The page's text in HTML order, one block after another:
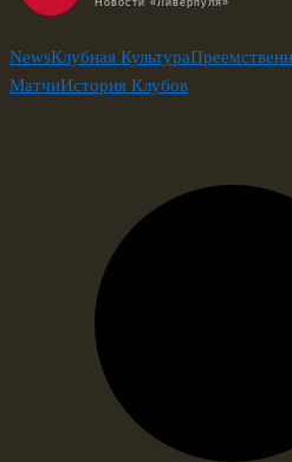
NewsКлубная Культура
МатчиИстория Клубов